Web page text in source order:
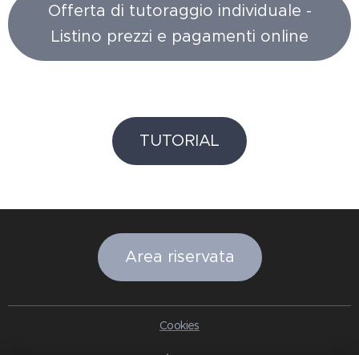
Offerta di tutoraggio individuale -
Listino prezzi e pagamenti online
TUTORIAL
Area riservata
Cookies